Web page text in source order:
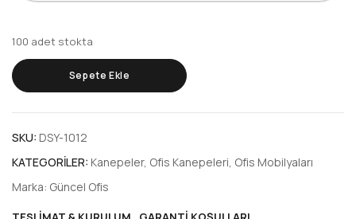
100 adet stokta
Sepete Ekle
SKU: DSY-1012
KATEGORILER: Kanepeler, Ofis Kanepeleri, Ofis Mobilyaları
Marka: Güncel Ofis